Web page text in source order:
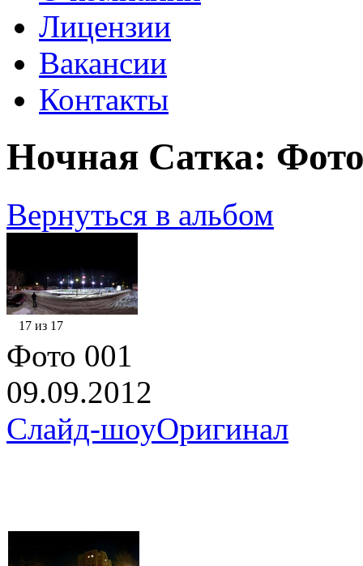
Лицензии
Вакансии
Контакты
Ночная Сатка:
Вернуться в альбом
17 из 17
Фото 001
09.09.2012
Слайд-шоуОригинал